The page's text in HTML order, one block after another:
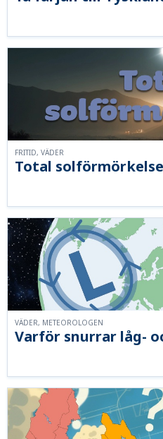
Total
FRITID, VÄDER
Varför snurrar låg-
VÄDER, METEOROLOGEN